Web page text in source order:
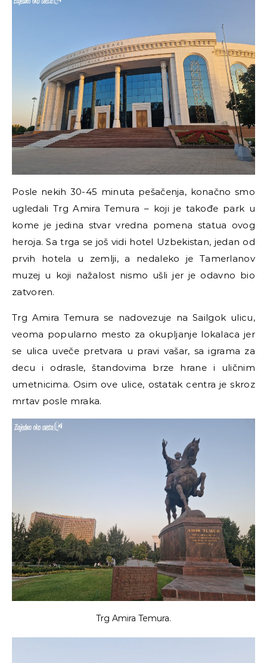
Posle nekih 30-45 minuta pešačenja, konačno smo
ugledali Trg Amira Temura – koji je takođe park u
kome je jedina stvar vredna pomena statua ovog
heroja. Sa trga se još vidi hotel Uzbekistan, jedan od
prvih hotela u zemlji, a nedaleko je Tamerlanov
muzej u koji nažalost nismo ušli jer je odavno bio
zatvoren.
Trg Amira Temura se nadovezuje na Sailgok ulicu,
veoma popularno mesto za okupljanje lokalaca jer
se ulica uveče pretvara u pravi vašar, sa igrama za
decu i odrasle, štandovima brze hrane i uličnim
umetnicima. Osim ove ulice, ostatak centra je skroz
mrtav posle mraka.
Trg Amira Temura.